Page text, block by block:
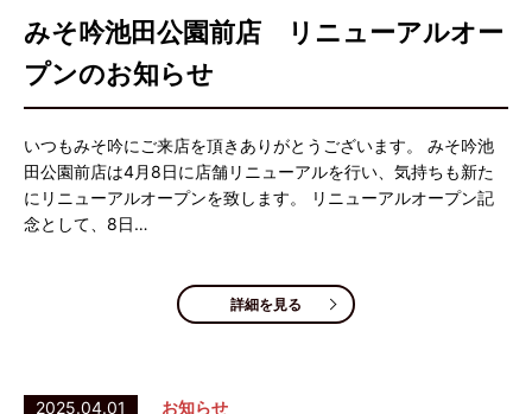
みそ吟池田公園前店 リニューアルオー
プンのお知らせ
いつもみそ吟にご来店を頂きありがとうございます。 みそ吟池
田公園前店は4月8日に店舗リニューアルを行い、気持ちも新た
にリニューアルオープンを致します。 リニューアルオープン記
念として、8日…
詳細を見る
2025.04.01 お知らせ